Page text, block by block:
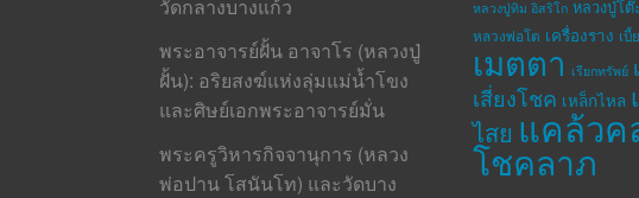
วัดกลางบางแก้ว
พระอาจารย์ฝั้น อาจาโร (หลวงปู่
ฝั้น): อริยสงฆ์แห่งลุ่มแม่น้ำโขง
และศิษย์เอกพระอาจารย์มั่น
พระครูวิหารกิจจานุการ (หลวง
พ่อปาน โสนันโท) และวัดบาง
หลวงปู่ทิม อิสริโก หลวงปู่โต๊
หลวงพ่อโต เครื่องราง เบี้
เมตตา เรียกทรัพย์
เสี่ยงโชค เหล็กไหล
ไสย แคล้วค
โชคลาภ